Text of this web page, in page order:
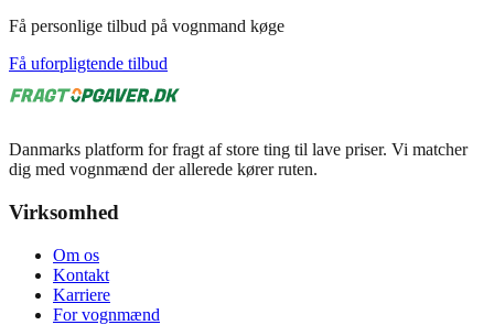
Få personlige tilbud på vognmand køge
Få uforpligtende tilbud
Danmarks platform for fragt af store ting til lave priser. Vi matcher
dig med vognmænd der allerede kører ruten.
Virksomhed
Om os
Kontakt
Karriere
For vognmænd